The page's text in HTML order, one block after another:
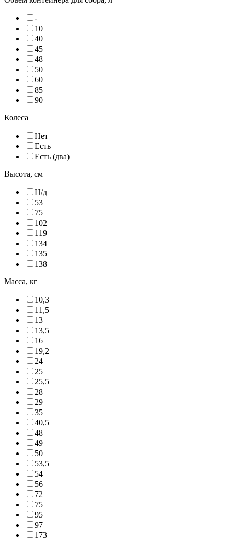
-
10
40
45
48
50
60
85
90
Колеса
Нет
Есть
Есть (два)
Высота, см
Н/д
53
75
102
119
134
135
138
Масса, кг
10,3
11,5
13
13,5
16
19,2
24
25
25,5
28
29
35
40,5
48
49
50
53,5
54
56
72
75
95
97
173